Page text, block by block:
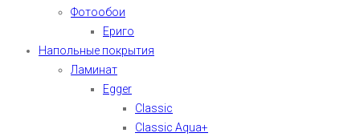
Фотообои
Ериго
Напольные покрытия
Ламинат
Egger
Classic
Classic Aqua+